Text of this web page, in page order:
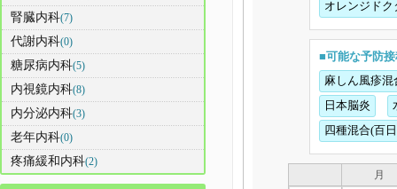
オレンジドク
■可能な予防
麻しん風疹混
日本脳炎
四種混合(百
月
腎臓内科(7)
代謝内科(0)
糖尿病内科(5)
内視鏡内科(8)
内分泌内科(3)
老年内科(0)
疼痛緩和内科(2)